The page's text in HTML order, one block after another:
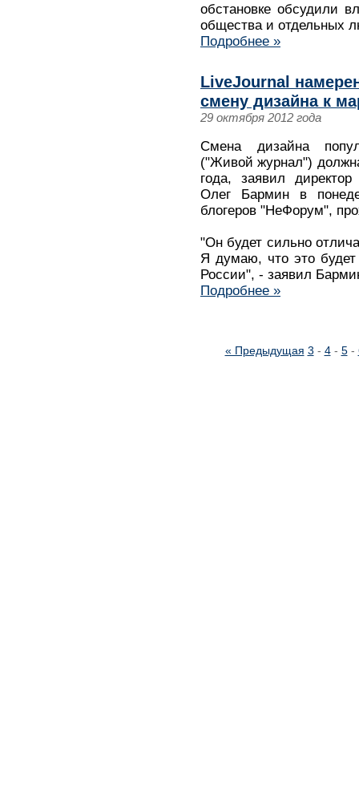
обстановке обсудили
общества и отдельных
Подробнее »
LiveJournal
смену дизайна к
29 октября 2012 года
Смена дизайна
("Живой журнал")
года, заявил
Олег Бармин в
блогеров "НеФорум",
"Он будет сильно
Я думаю, что это
России", - заявил
Подробнее »
« Предыдущая 3 - 4- 5-